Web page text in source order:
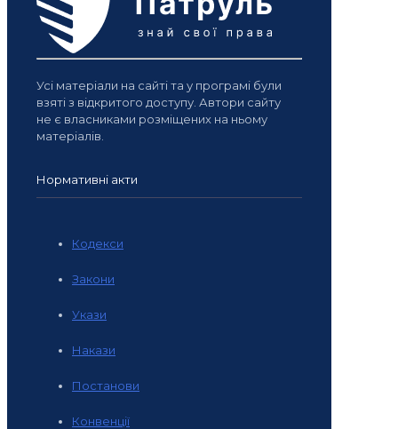
Усі матеріали на сайті та у програмі були
взяті з відкритого доступу. Автори сайту
не є власниками розміщених на ньому
матеріалів.
Нормативні акти
Кодекси
Закони
Укази
Накази
Постанови
Конвенції